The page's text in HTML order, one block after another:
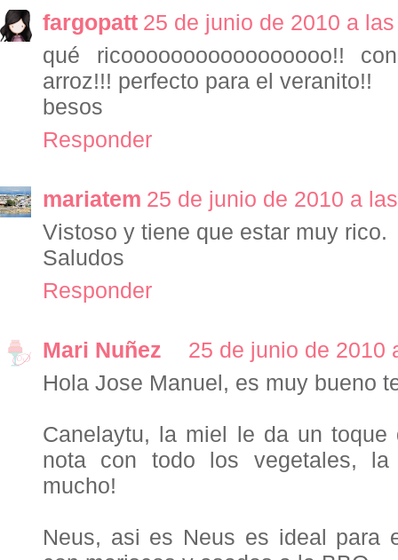
fargopatt 25 de junio de 2010 a
qué ricooooooooooooooooo!!
arroz!!! perfecto para el veranito!!
besos
Responder
mariatem 25 de junio de 2010 a
Vistoso y tiene que estar muy rico.
Saludos
Responder
Mari Nuñez
25 de junio de 2010
Hola Jose Manuel, es muy bueno
Canelaytu, la miel le da un
nota con todo los vegetales,
mucho!
Neus, asi es Neus es ideal para